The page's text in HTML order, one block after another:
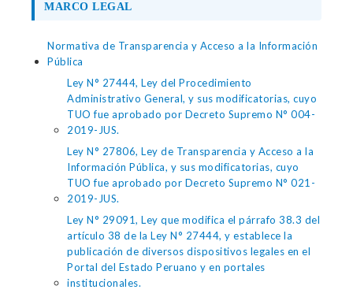
MARCO LEGAL
Normativa de Transparencia y Acceso a la Información
Pública
Ley N° 27444, Ley del Procedimiento
Administrativo General, y sus modificatorias, cuyo
TUO fue aprobado por Decreto Supremo N° 004-
2019-JUS.
Ley N° 27806, Ley de Transparencia y Acceso a la
Información Pública, y sus modificatorias, cuyo
TUO fue aprobado por Decreto Supremo N° 021-
2019-JUS.
Ley N° 29091, Ley que modifica el párrafo 38.3 del
artículo 38 de la Ley N° 27444, y establece la
publicación de diversos dispositivos legales en el
Portal del Estado Peruano y en portales
institucionales.